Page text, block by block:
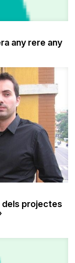
any rere any
dels projectes